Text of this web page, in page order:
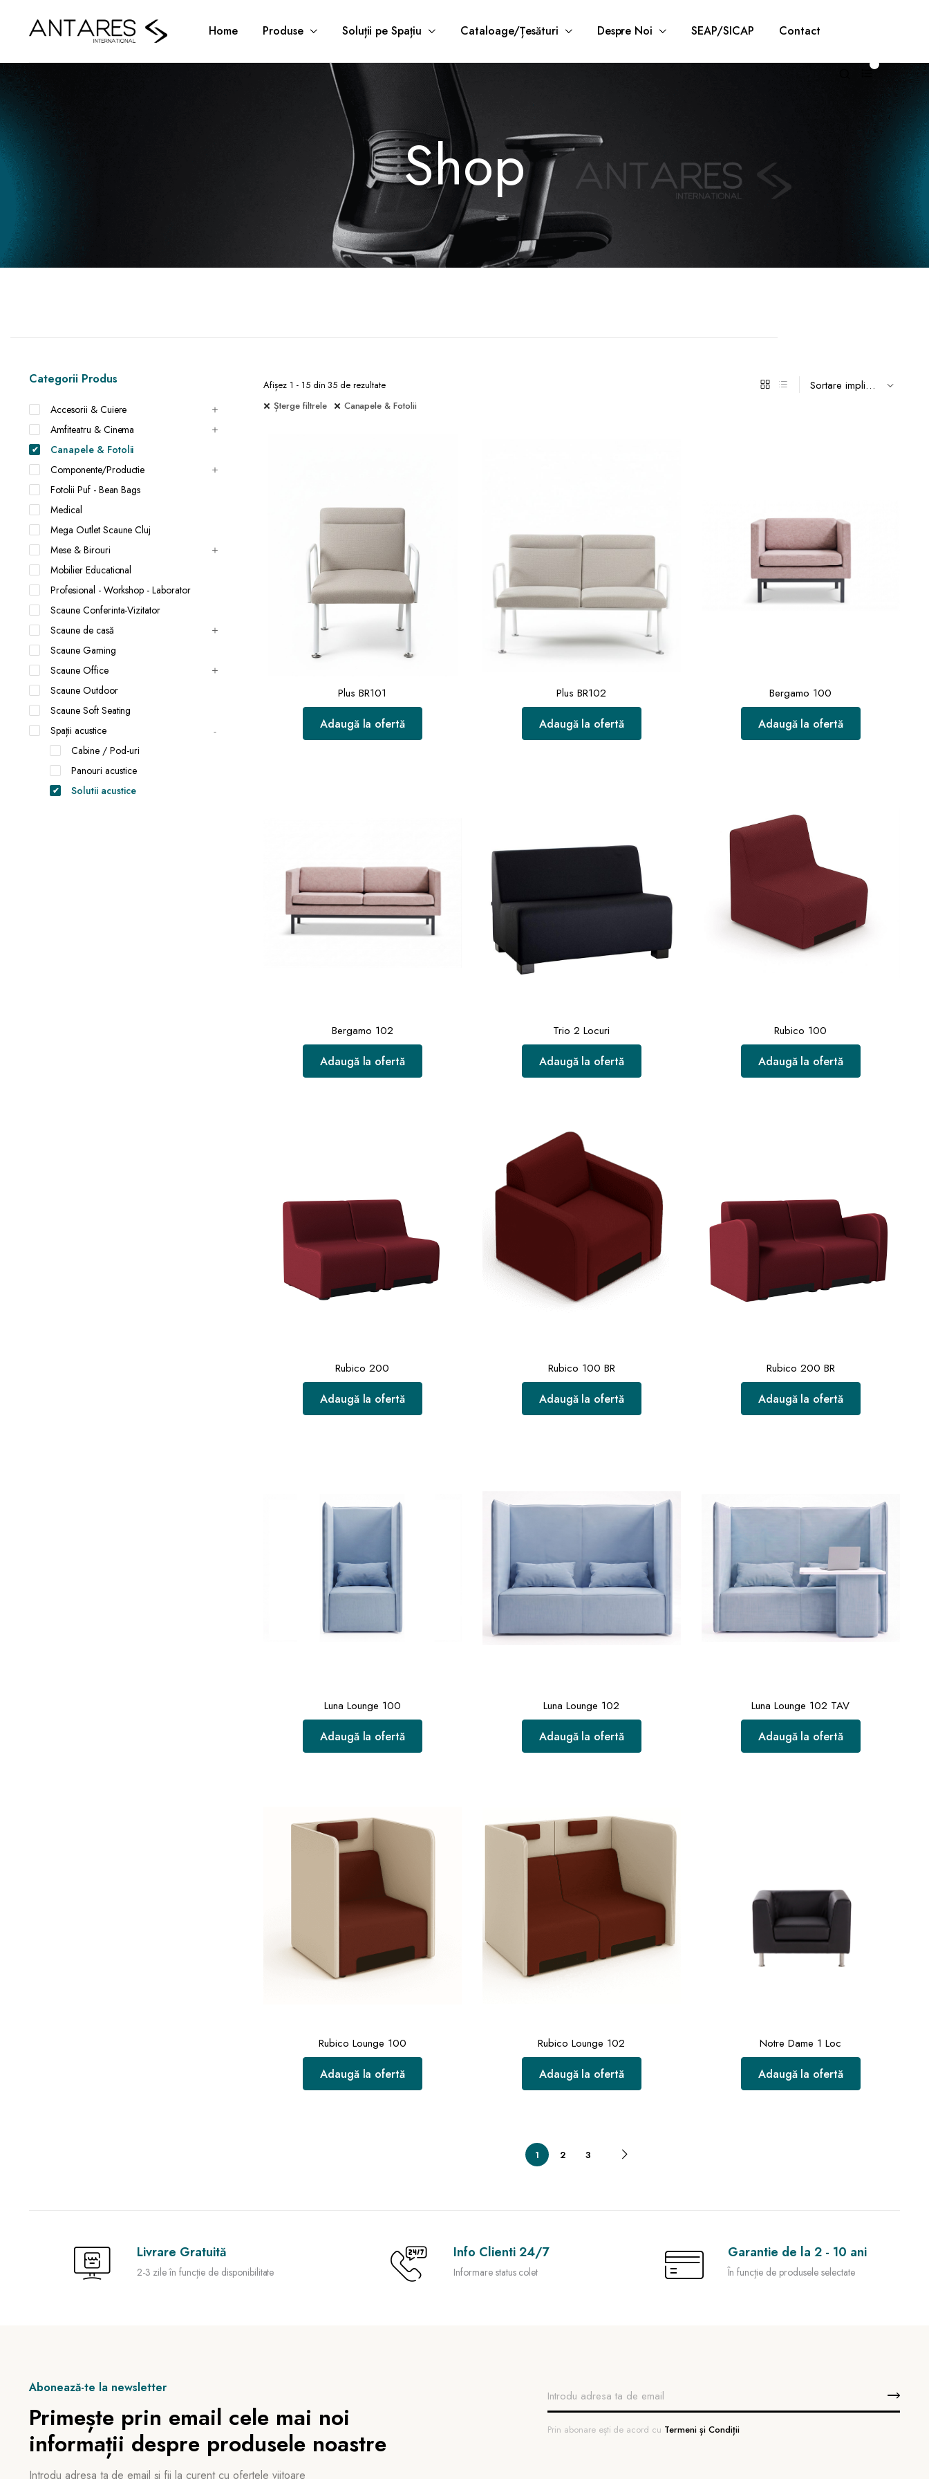
Home Produse Soluții pe Spațiu Cataloage/Țesături Despre Noi SEAP/SICAP Contact
Shop
Afișez 1 - 15 din 35 de rezultate
Șterge filtrele
Canapele & Fotolii
Plus BR101
Adaugă la ofertă
Plus BR102
Adaugă la ofertă
Bergamo 100
Adaugă la ofertă
Bergamo 102
Adaugă la ofertă
Trio 2 Locuri
Adaugă la ofertă
Rubico 100
Adaugă la ofertă
Rubico 200
Adaugă la ofertă
Rubico 100 BR
Adaugă la ofertă
Rubico 200 BR
Adaugă la ofertă
Luna Lounge 100
Adaugă la ofertă
Luna Lounge 102
Adaugă la ofertă
Luna Lounge 102 TAV
Adaugă la ofertă
Rubico Lounge 100
Adaugă la ofertă
Rubico Lounge 102
Adaugă la ofertă
Notre Dame 1 Loc
Adaugă la ofertă
1 2 3
Categorii Produs
Accesorii & Cuiere
Amfiteatru & Cinema
Canapele & Fotolii
Componente/Productie
Fotolii Puf - Bean Bags
Medical
Mega Outlet Scaune Cluj
Mese & Birouri
Mobilier Educational
Profesional - Workshop - Laborator
Scaune Conferinta-Vizitator
Scaune de casă
Scaune Gaming
Scaune Office
Scaune Outdoor
Scaune Soft Seating
Spații acustice
Cabine / Pod-uri
Panouri acustice
Solutii acustice
Livrare Gratuită
2-3 zile în funcție de disponibilitate
Info Clienti 24/7
Informare status colet
Garantie de la 2 - 10 ani
În funcție de produsele selectate
Abonează-te la newsletter
Primește prin email cele mai noi
informații despre produsele noastre
Introdu adresa ta de email și fii la curent cu ofertele viitoare
Prin abonare ești de acord cu Termeni și Condiții